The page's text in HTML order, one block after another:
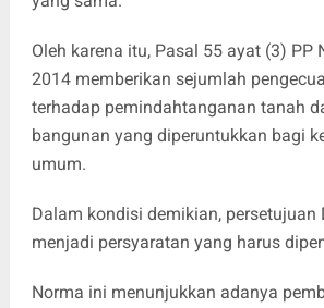
Oleh karena itu, Pasal 55 ayat (3) PP
2014 memberikan sejumlah
terhadap pemindahtanganan tanah
bangunan yang diperuntukkan bagi
umum.
Dalam kondisi demikian, persetujuan
menjadi persyaratan yang harus
Norma ini menunjukkan adanya